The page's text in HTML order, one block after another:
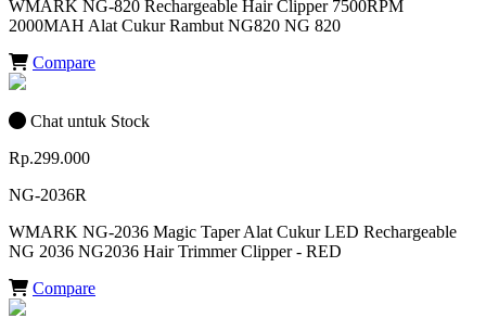
WMARK NG-820 Rechargeable Hair Clipper 7500RPM
2000MAH Alat Cukur Rambut NG820 NG 820
Compare
Chat untuk Stock
Rp.299.000
NG-2036R
WMARK NG-2036 Magic Taper Alat Cukur LED Rechargeable
NG 2036 NG2036 Hair Trimmer Clipper - RED
Compare